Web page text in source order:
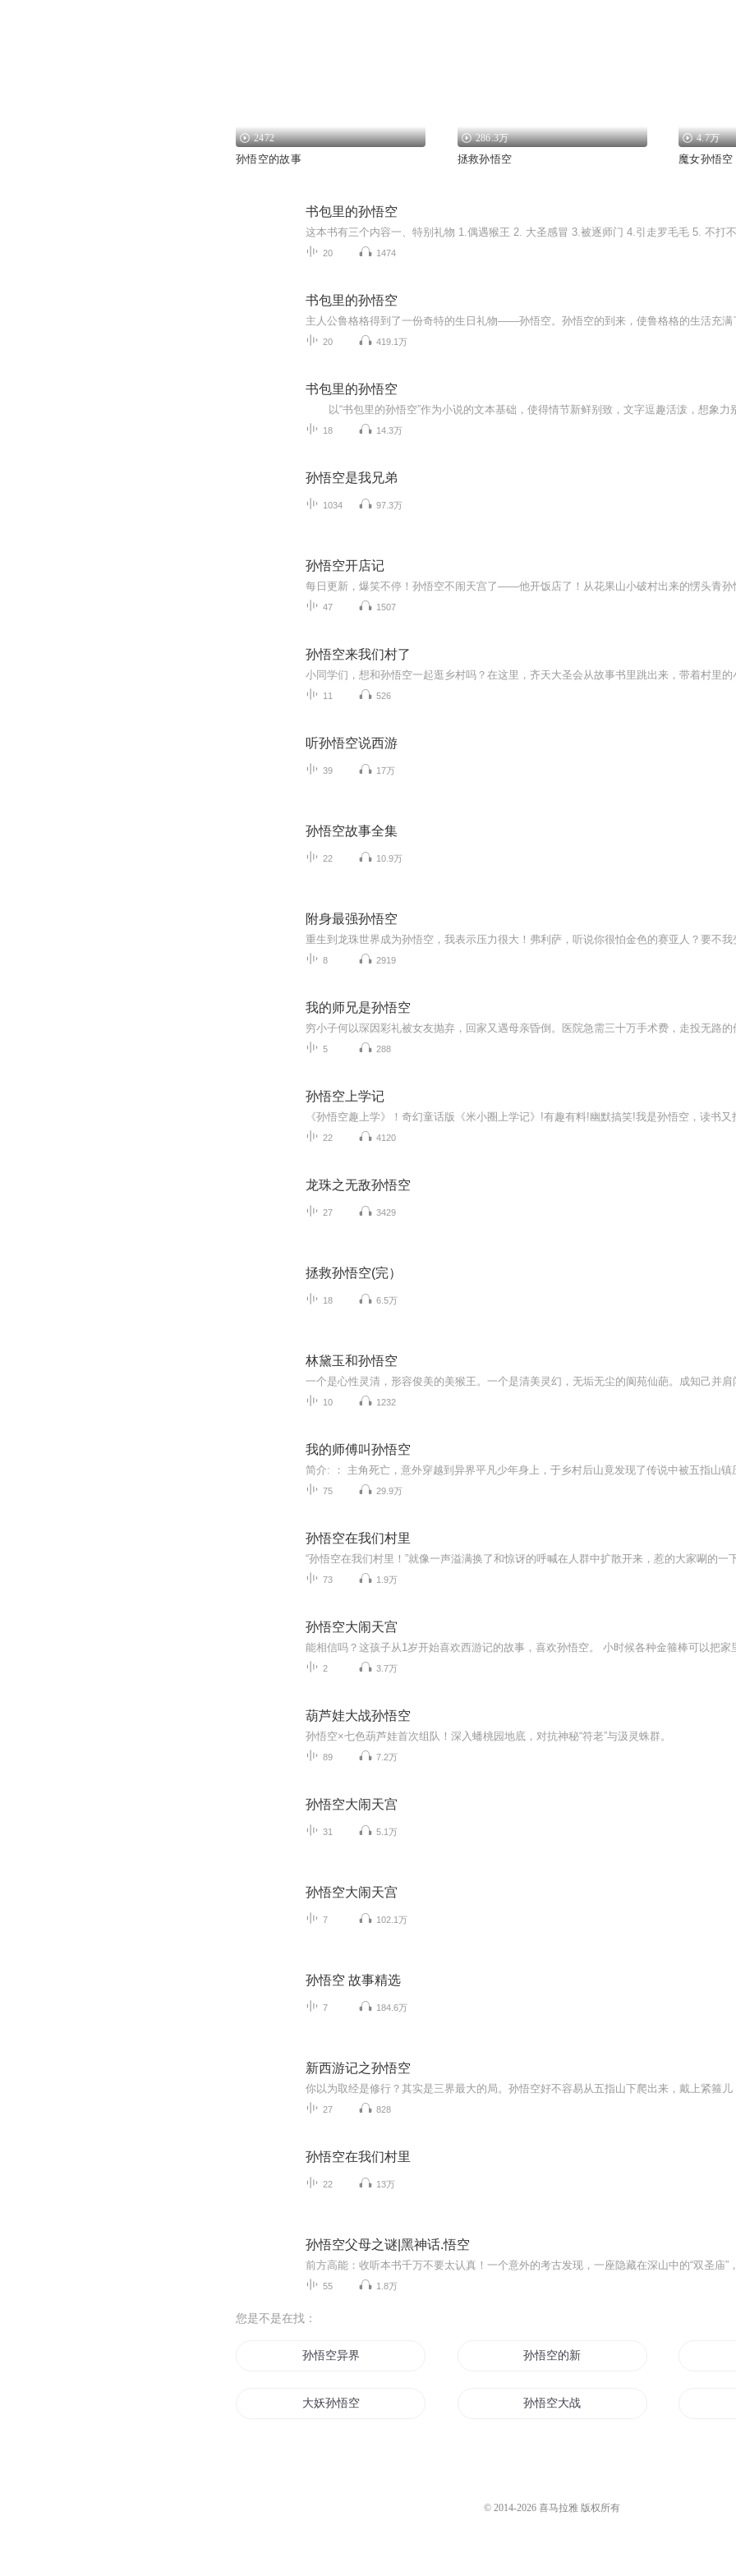
2472
孙悟空的故事
286.3万
拯救孙悟空
4.7万
魔女孙悟空
书包里的孙悟空
20 1474
书包里的孙悟空
20 419.1万
书包里的孙悟空
18 14.3万
孙悟空是我兄弟
1034 97.3万
孙悟空开店记
47 1507
孙悟空来我们村了
11 526
听孙悟空说西游
39 17万
孙悟空故事全集
22 10.9万
附身最强孙悟空
8 2919
我的师兄是孙悟空
5 288
孙悟空上学记
22 4120
龙珠之无敌孙悟空
27 3429
拯救孙悟空(完）
18 6.5万
林黛玉和孙悟空
10 1232
我的师傅叫孙悟空
75 29.9万
孙悟空在我们村里
73 1.9万
孙悟空大闹天宫
2 3.7万
葫芦娃大战孙悟空
孙悟空×七色葫芦娃首次组队！深入蟠桃园地底，对抗神秘“符老”与汲灵蛛群。
89 7.2万
孙悟空大闹天宫
31 5.1万
孙悟空大闹天宫
7 102.1万
孙悟空 故事精选
7 184.6万
新西游记之孙悟空
27 828
孙悟空在我们村里
22 13万
孙悟空父母之谜|黑神话.悟空
55 1.8万
您是不是在找：
孙悟空异界记 孙悟空的新传说
大妖孙悟空 孙悟空大战牛魔王
© 2014-2026 喜马拉雅 版权所有